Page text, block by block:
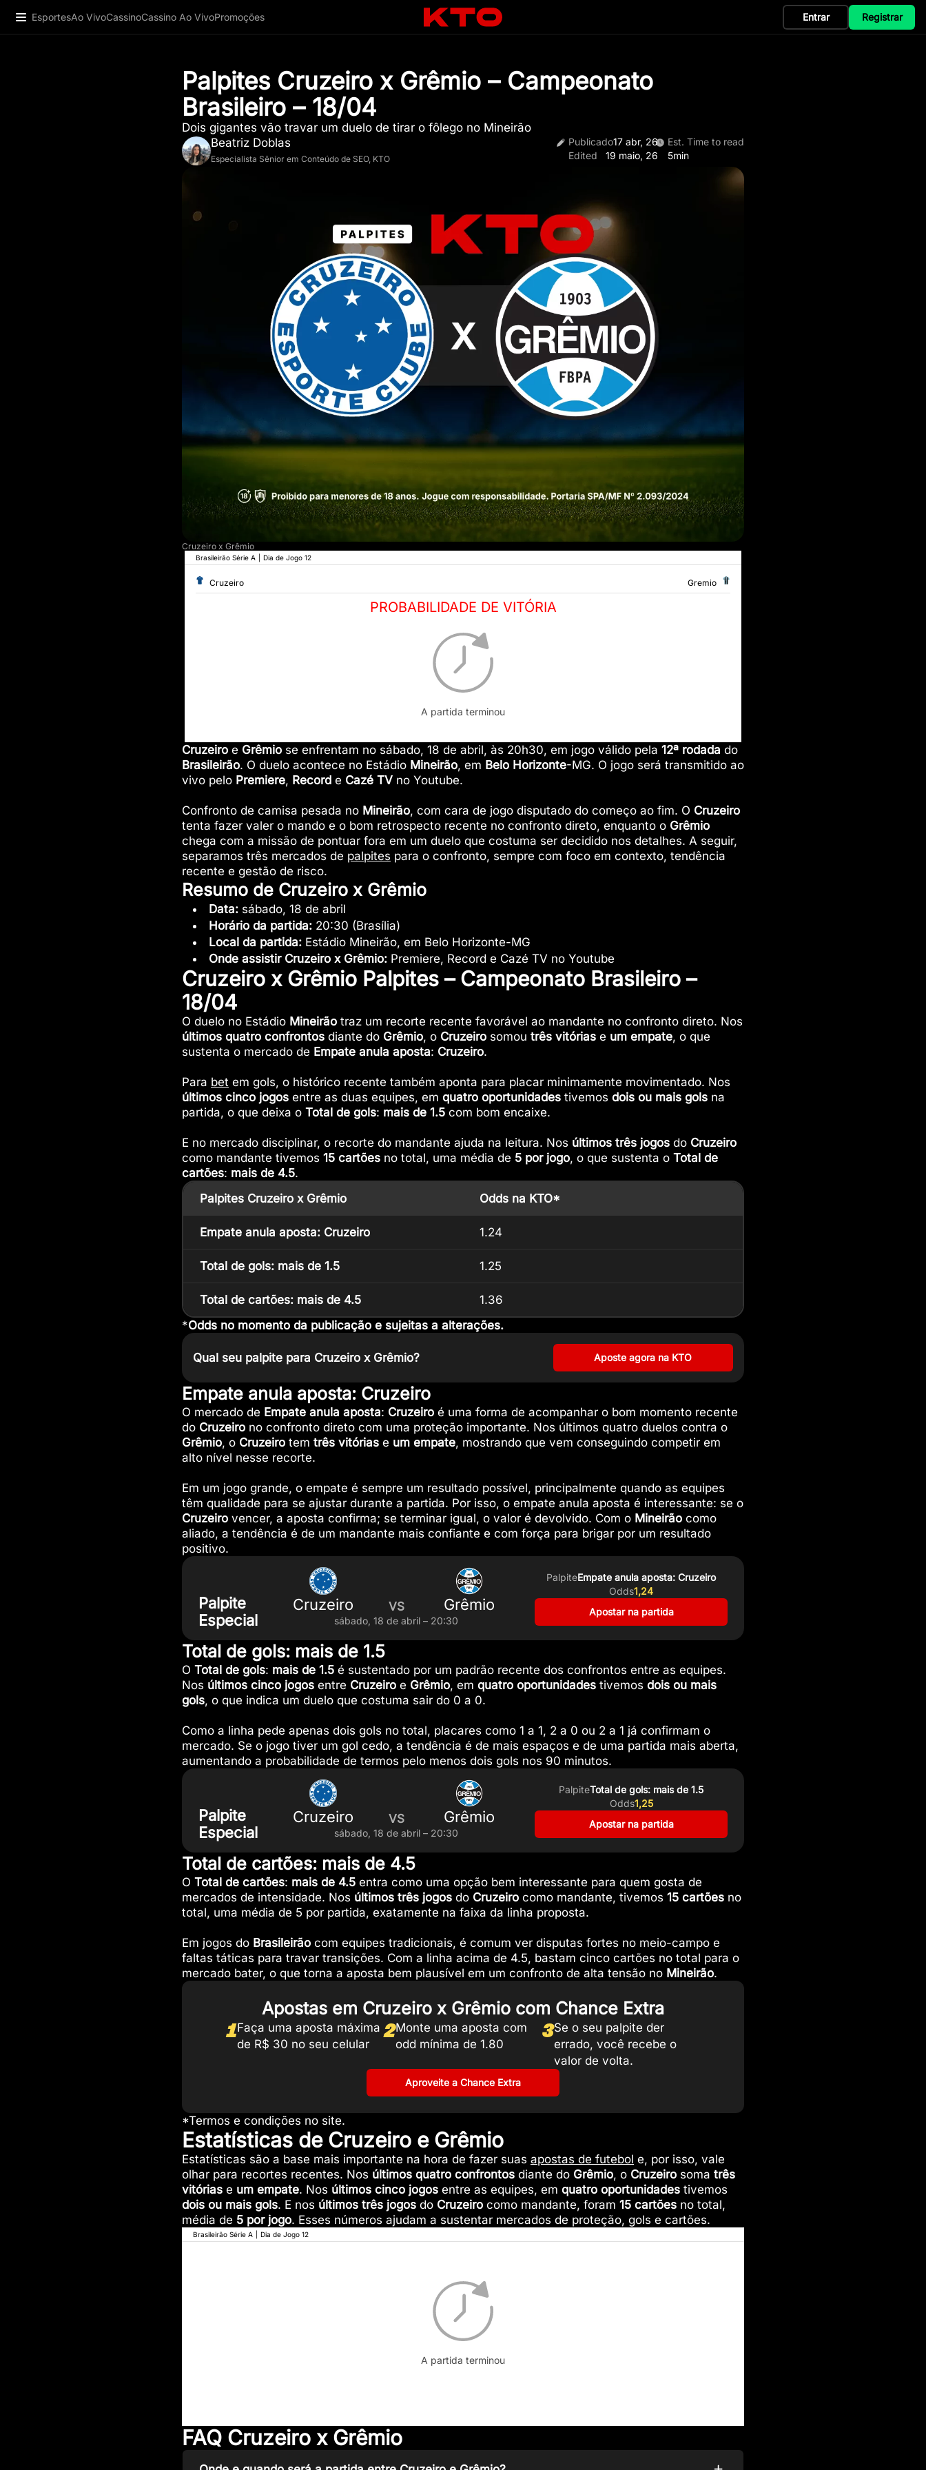
EsportesAo VivoCassinoCassino Ao VivoPromoções Entrar Registrar
Palpites Cruzeiro x Grêmio – Campeonato
Brasileiro – 18/04
Dois gigantes vão travar um duelo de tirar o fôlego no Mineirão
Beatriz Doblas
Especialista Sênior em Conteúdo de SEO, KTO
Publicado17 abr, 26
Edited
19 maio, 26
Est. Time to read
5min
Cruzeiro x Grêmio
Brasileirão Série A Dia de Jogo 12
Cruzeiro Gremio
PROBABILIDADE DE VITÓRIA
A partida terminou
Cruzeiro e Grêmio se enfrentam no sábado, 18 de abril, às 20h30, em jogo válido pela 12ª rodada do
Brasileirão. O duelo acontece no Estádio Mineirão, em Belo Horizonte-MG. O jogo será transmitido ao
vivo pelo Premiere, Record e Cazé TV no Youtube.
Confronto de camisa pesada no Mineirão, com cara de jogo disputado do começo ao fim. O Cruzeiro
tenta fazer valer o mando e o bom retrospecto recente no confronto direto, enquanto o Grêmio
chega com a missão de pontuar fora em um duelo que costuma ser decidido nos detalhes. A seguir,
separamos três mercados de palpites para o confronto, sempre com foco em contexto, tendência
recente e gestão de risco.
Resumo de Cruzeiro x Grêmio
Data:sábado, 18 de abril
Horário da partida:20:30 (Brasília)
Local da partida:Estádio Mineirão, em Belo Horizonte-MG
Onde assistir Cruzeiro x Grêmio:Premiere, Record e Cazé TV no Youtube
Cruzeiro x Grêmio Palpites – Campeonato Brasileiro –
18/04
O duelo no Estádio Mineirão traz um recorte recente favorável ao mandante no confronto direto. Nos
últimos quatro confrontos diante do Grêmio, o Cruzeiro somou três vitórias e um empate, o que
sustenta o mercado de Empate anula aposta: Cruzeiro.
Para bet em gols, o histórico recente também aponta para placar minimamente movimentado. Nos
últimos cinco jogos entre as duas equipes, em quatro oportunidades tivemos dois ou mais gols na
partida, o que deixa o Total de gols: mais de 1.5 com bom encaixe.
E no mercado disciplinar, o recorte do mandante ajuda na leitura. Nos últimos três jogos do Cruzeiro
como mandante tivemos 15 cartões no total, uma média de 5 por jogo, o que sustenta o Total de
cartões: mais de 4.5.
Palpites Cruzeiro x Grêmio
Odds na KTO*
Empate anula aposta: Cruzeiro 1.24
Total de gols: mais de 1.5 1.25
Total de cartões: mais de 4.5
1.36
*Odds no momento da publicação e sujeitas a alterações.
Qual seu palpite para Cruzeiro x Grêmio? Aposte agora na KTO
Empate anula aposta: Cruzeiro
O mercado de Empate anula aposta: Cruzeiro é uma forma de acompanhar o bom momento recente
do Cruzeiro no confronto direto com uma proteção importante. Nos últimos quatro duelos contra o
Grêmio, o Cruzeiro tem três vitórias e um empate, mostrando que vem conseguindo competir em
alto nível nesse recorte.
Em um jogo grande, o empate é sempre um resultado possível, principalmente quando as equipes
têm qualidade para se ajustar durante a partida. Por isso, o empate anula aposta é interessante: se o
Cruzeiro vencer, a aposta confirma; se terminar igual, o valor é devolvido. Com o Mineirão como
aliado, a tendência é de um mandante mais confiante e com força para brigar por um resultado
positivo.
Palpite
Especial
Cruzeiro VS Grêmio
sábado, 18 de abril – 20:30
PalpiteEmpate anula aposta: Cruzeiro
Odds1,24
Apostar na partida
Total de gols: mais de 1.5
O Total de gols: mais de 1.5 é sustentado por um padrão recente dos confrontos entre as equipes.
Nos últimos cinco jogos entre Cruzeiro e Grêmio, em quatro oportunidades tivemos dois ou mais
gols, o que indica um duelo que costuma sair do 0 a 0.
Como a linha pede apenas dois gols no total, placares como 1 a 1, 2 a 0 ou 2 a 1 já confirmam o
mercado. Se o jogo tiver um gol cedo, a tendência é de mais espaços e de uma partida mais aberta,
aumentando a probabilidade de termos pelo menos dois gols nos 90 minutos.
Palpite
Especial
Cruzeiro VS Grêmio
sábado, 18 de abril – 20:30
PalpiteTotal de gols: mais de 1.5
Odds1,25
Apostar na partida
Total de cartões: mais de 4.5
O Total de cartões: mais de 4.5 entra como uma opção bem interessante para quem gosta de
mercados de intensidade. Nos últimos três jogos do Cruzeiro como mandante, tivemos 15 cartões no
total, uma média de 5 por partida, exatamente na faixa da linha proposta.
Em jogos do Brasileirão com equipes tradicionais, é comum ver disputas fortes no meio-campo e
faltas táticas para travar transições. Com a linha acima de 4.5, bastam cinco cartões no total para o
mercado bater, o que torna a aposta bem plausível em um confronto de alta tensão no Mineirão.
Apostas em Cruzeiro x Grêmio com Chance Extra
1Faça uma aposta máxima
de R$ 30 no seu celular
2Monte uma aposta com
odd mínima de 1.80
3Se o seu palpite der
errado, você recebe o
valor de volta.
Aproveite a Chance Extra
*Termos e condições no site.
Estatísticas de Cruzeiro e Grêmio
Estatísticas são a base mais importante na hora de fazer suas apostas de futebol e, por isso, vale
olhar para recortes recentes. Nos últimos quatro confrontos diante do Grêmio, o Cruzeiro soma três
vitórias e um empate. Nos últimos cinco jogos entre as equipes, em quatro oportunidades tivemos
dois ou mais gols. E nos últimos três jogos do Cruzeiro como mandante, foram 15 cartões no total,
média de 5 por jogo. Esses números ajudam a sustentar mercados de proteção, gols e cartões.
Brasileirão Série A Dia de Jogo 12
A partida terminou
FAQ Cruzeiro x Grêmio